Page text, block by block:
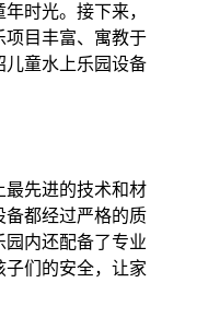
时光。接下来，
项目丰富、寓教于
儿童水上乐园设备
最先进的技术和材
备都经过严格的质
园内还配备了专业
子们的安全，让家